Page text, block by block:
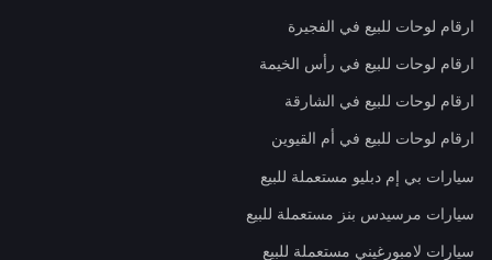
ارقام لوحات للبيع في الفجيرة
ارقام لوحات للبيع في رأس الخيمة
ارقام لوحات للبيع في الشارقة
ارقام لوحات للبيع في أم القيوين
سيارات بي إم دبليو مستعملة للبيع
سيارات مرسيدس بنز مستعملة للبيع
سيارات لامبورغيني مستعملة للبيع